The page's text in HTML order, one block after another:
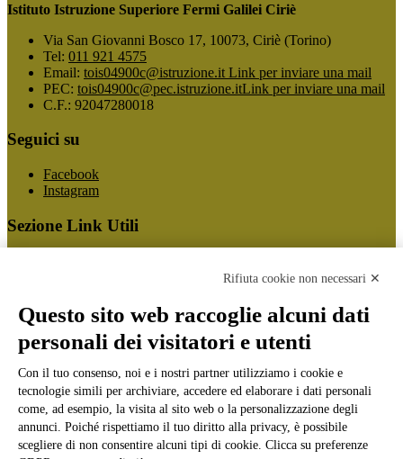
Istituto Istruzione Superiore Fermi Galilei Ciriè
Via San Giovanni Bosco 17, 10073, Ciriè (Torino)
Tel: 011 921 4575
Email: tois04900c@istruzione.it Link per inviare una mail
PEC: tois04900c@pec.istruzione.itLink per inviare una mail
C.F.: 92047280018
Seguici su
Facebook
Instagram
Sezione Link Utili
Ufficio Relazioni con il Pubblico
Dichiarazione di accessibilità
Obiettivi di accessibilità
Gestione consensi cookie
Amministrazione trasparente
Pagina visualizzata
2033 volte
Sezione Copyright
Rifiuta cookie non necessari ✕
Questo sito web raccoglie alcuni dati
personali dei visitatori e utenti
Con il tuo consenso, noi e i nostri partner utilizziamo i cookie e
tecnologie simili per archiviare, accedere ed elaborare i dati personali
come, ad esempio, la visita al sito web o la personalizzazione degli
annunci. Poiché rispettiamo il tuo diritto alla privacy, è possibile
scegliere di non consentire alcuni tipi di cookie. Clicca su preferenze